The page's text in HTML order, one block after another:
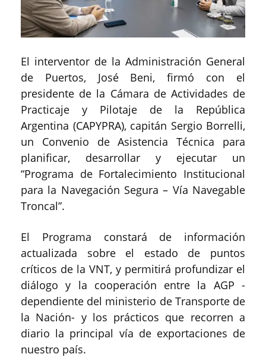
El interventor de la Administración General
de Puertos, José Beni, firmó con el
presidente de la Cámara de Actividades de
Practicaje y Pilotaje de la República
Argentina (CAPYPRA), capitán Sergio Borrelli,
un Convenio de Asistencia Técnica para
planificar, desarrollar y ejecutar un
“Programa de Fortalecimiento Institucional
para la Navegación Segura – Vía Navegable
Troncal”.
El Programa constará de información
actualizada sobre el estado de puntos
críticos de la VNT, y permitirá profundizar el
diálogo y la cooperación entre la AGP -
dependiente del ministerio de Transporte de
la Nación- y los prácticos que recorren a
diario la principal vía de exportaciones de
nuestro país.